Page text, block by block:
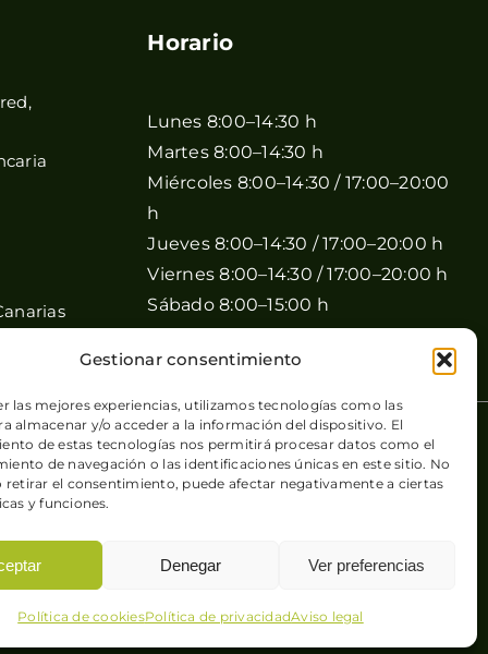
Gestionar consentimiento
las mejores experiencias, utilizamos tecnologías como las
almacenar y/o acceder a la información del dispositivo. El
de estas tecnologías nos permitirá procesar datos como el
de navegación o las identificaciones únicas en este sitio. No
retirar el consentimiento, puede afectar negativamente a ciertas
y funciones.
Denegar Ver preferencias
Política de cookiesPolítica de privacidadAviso legal
Horario
Lunes 8:00–14:30 h
Martes 8:00–14:30 h
Miércoles 8:00–14:30 / 17:00–20:00
h
Jueves 8:00–14:30 / 17:00–20:00 h
Viernes 8:00–14:30 / 17:00–20:00 h
Sábado 8:00–15:00 h
Domingo Cerrado
cookies| Sitio web desarrollado por+QueGusto S.C.